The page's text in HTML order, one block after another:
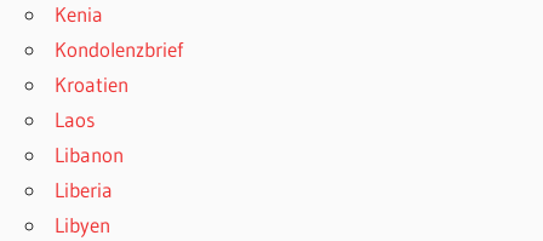
Kenia
Kondolenzbrief
Kroatien
Laos
Libanon
Liberia
Libyen